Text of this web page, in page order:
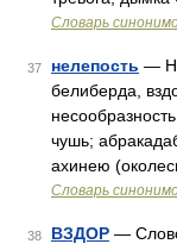
Словарь
37 нелепость —
белиберда,
чушь;
ахинею
Словарь
38 ВЗДОР —